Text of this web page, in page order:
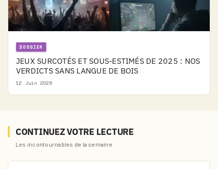
DOSSIER
JEUX SURCOTÉS ET SOUS-ESTIMÉS DE 2025 : NOS
VERDICTS SANS LANGUE DE BOIS
12 Juin 2026
CONTINUEZ VOTRE LECTURE
Les incontournables de la semaine